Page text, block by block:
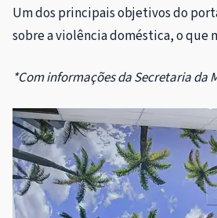
Um dos principais objetivos do
sobre a violência doméstica, o que
*Com informações da Secretaria da